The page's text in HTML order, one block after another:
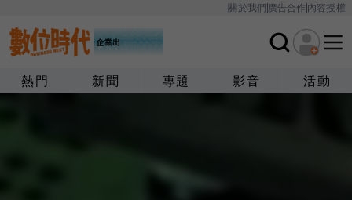
關於我們廣告合作內容授權
熱門 新聞 專題 影音 活動